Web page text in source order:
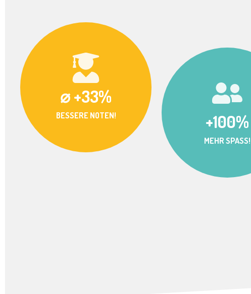
⌀ +33%
BESSERE NOTEN! +100%
MEHR SPASS!